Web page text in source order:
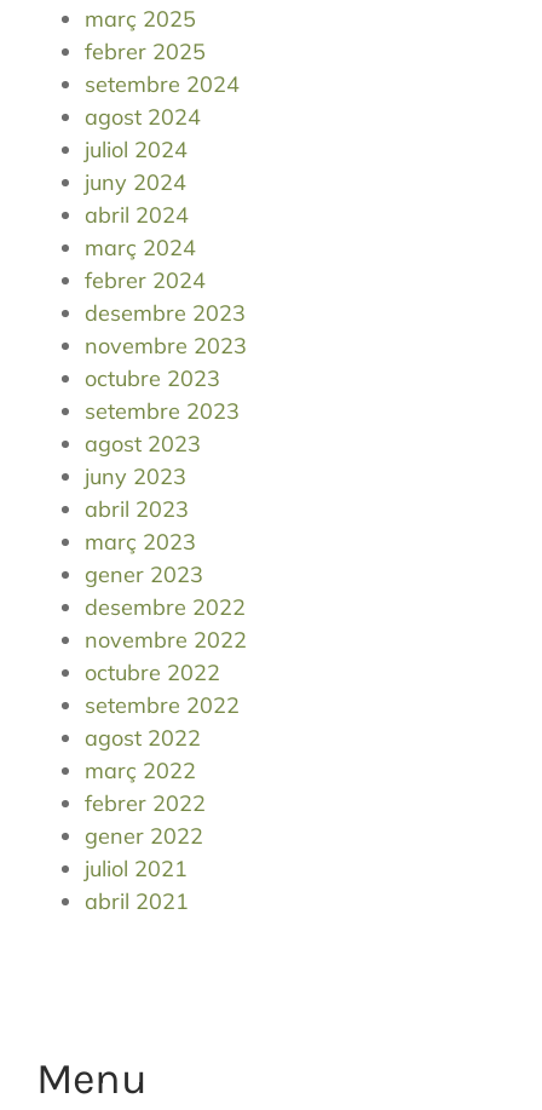
març 2025
febrer 2025
setembre 2024
agost 2024
juliol 2024
juny 2024
abril 2024
març 2024
febrer 2024
desembre 2023
novembre 2023
octubre 2023
setembre 2023
agost 2023
juny 2023
abril 2023
març 2023
gener 2023
desembre 2022
novembre 2022
octubre 2022
setembre 2022
agost 2022
març 2022
febrer 2022
gener 2022
juliol 2021
abril 2021
Menu